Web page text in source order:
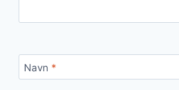
Navn *